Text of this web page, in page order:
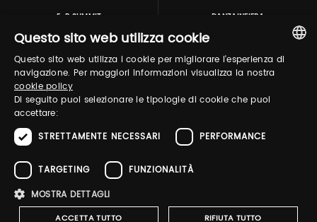
E-P SUMMIT DANZAINFIERA
TUTORING & CONSULTING
Pitti Immagine S.r.l. P.I./CF 03443240480 Capitale sociale 648.457 € N° iscriz. Reg.
imprese Firenze REA FI-363274 ·
Whistleblowing·Cookies
ITALIAN
Questo sito web utilizza cookie
Questo sito web utilizza i cookie per migliorare l'esperienza di
navigazione. Per maggiori informazioni visualizza la nostra
cookie policy
Di seguito puoi selezionare le tipologie di cookie che puoi
accettare:
STRETTAMENTE NECESSARI
PERFORMANCE
TARGETING
FUNZIONALITÀ
MOSTRA DETTAGLI
ACCETTA TUTTO RIFIUTA TUTTO